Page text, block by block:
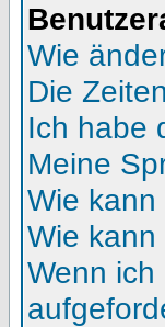
Wie
Die
Ich habe
Meine
Wie
Wie
Wenn